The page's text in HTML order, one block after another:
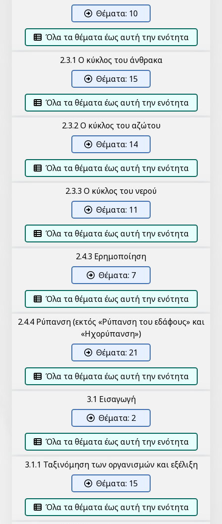
Θέματα: 10
Όλα τα θέματα έως αυτή την ενότητα
2.3.1 Ο κύκλος του άνθρακα
Θέματα: 15
Όλα τα θέματα έως αυτή την ενότητα
2.3.2 Ο κύκλος του αζώτου
Θέματα: 14
Όλα τα θέματα έως αυτή την ενότητα
2.3.3 Ο κύκλος του νερού
Θέματα: 11
Όλα τα θέματα έως αυτή την ενότητα
2.4.3 Ερημοποίηση
Θέματα: 7
Όλα τα θέματα έως αυτή την ενότητα
2.4.4 Ρύπανση (εκτός «Ρύπανση του εδάφους» και
«Ηχορύπανση»)
Θέματα: 21
Όλα τα θέματα έως αυτή την ενότητα
3.1 Εισαγωγή
Θέματα: 2
Όλα τα θέματα έως αυτή την ενότητα
3.1.1 Ταξινόμηση των οργανισμών και εξέλιξη
Θέματα: 15
Όλα τα θέματα έως αυτή την ενότητα